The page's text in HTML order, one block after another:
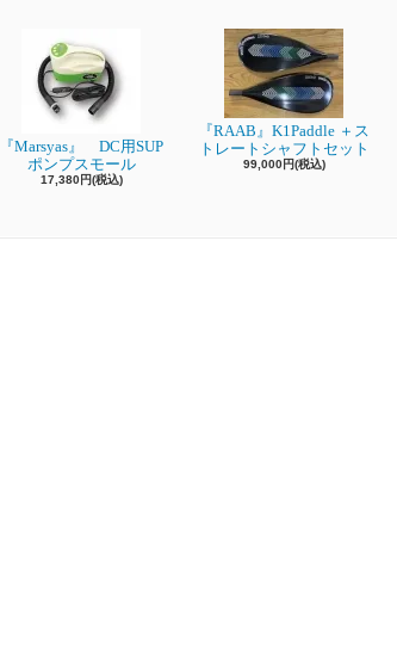
『Marsyas』 DC用SUP
ポンプスモール
17,380円(税込)
『RAAB』K1Paddle ＋ス
トレートシャフトセット
99,000円(税込)